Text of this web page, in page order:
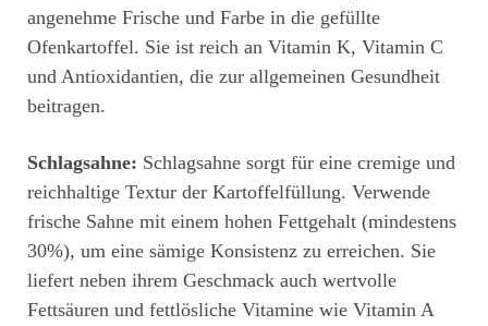
angenehme Frische und Farbe in die gefüllte
Ofenkartoffel. Sie ist reich an Vitamin K, Vitamin C
und Antioxidantien, die zur allgemeinen Gesundheit
beitragen.
Schlagsahne: Schlagsahne sorgt für eine cremige und
reichhaltige Textur der Kartoffelfüllung. Verwende
frische Sahne mit einem hohen Fettgehalt (mindestens
30%), um eine sämige Konsistenz zu erreichen. Sie
liefert neben ihrem Geschmack auch wertvolle
Fettsäuren und fettlösliche Vitamine wie Vitamin A